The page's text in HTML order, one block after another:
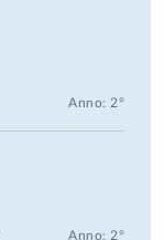
Anno: 2°
Anno: 2°